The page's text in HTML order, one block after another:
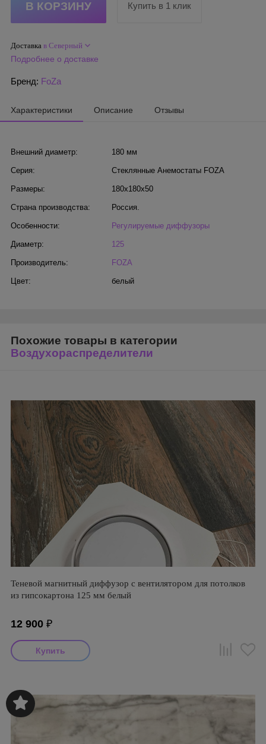
Купить в 1 клик
Доставка в Северный
Подробнее о доставке
Бренд: FoZa
Характеристики Описание Отзывы
Внешний диаметр: 180 мм
Серия: Стеклянные Анемостаты FOZA
Размеры: 180x180x50
Страна производства: Россия.
Особенности: Регулируемые диффузоры
Диаметр: 125
Производитель: FOZA
Цвет: белый
Похожие товары в категории
Воздухораспределители
Теневой магнитный диффузор с вентилятором для потолков
из гипсокартона 125 мм белый
12 900 ₽